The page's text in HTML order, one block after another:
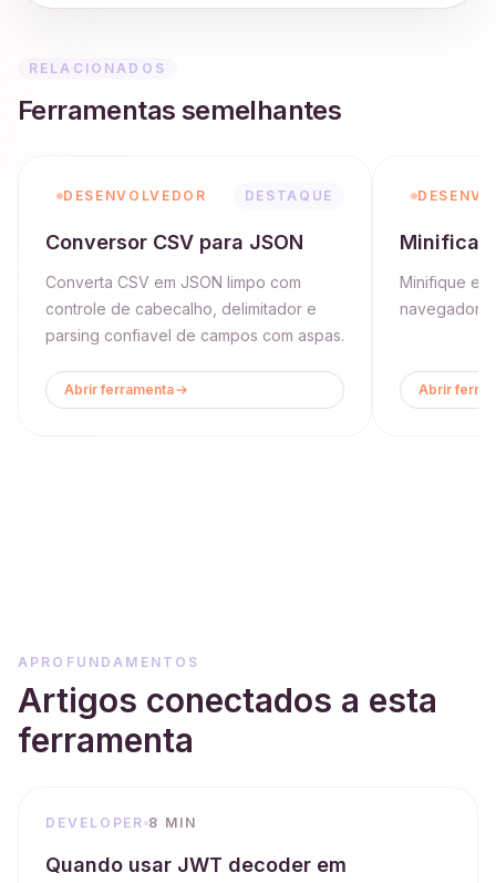
RELACIONADOS
Ferramentas semelhantes
DESENVOLVEDOR DESTAQUE
Conversor CSV para JSON
Converta CSV em JSON limpo com
controle de cabecalho, delimitador e
parsing confiavel de campos com aspas.
Abrir ferramenta
Minifique e
navegador.
Abrir
APROFUNDAMENTOS
Artigos conectados a esta
ferramenta
DEVELOPER 8 MIN
Quando usar JWT decoder em